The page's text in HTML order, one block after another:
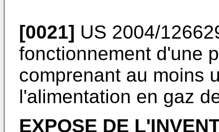
[0021] US 2004/
fonctionnement d'une
comprenant au moins
l'alimentation en gaz
EXPOSE DE